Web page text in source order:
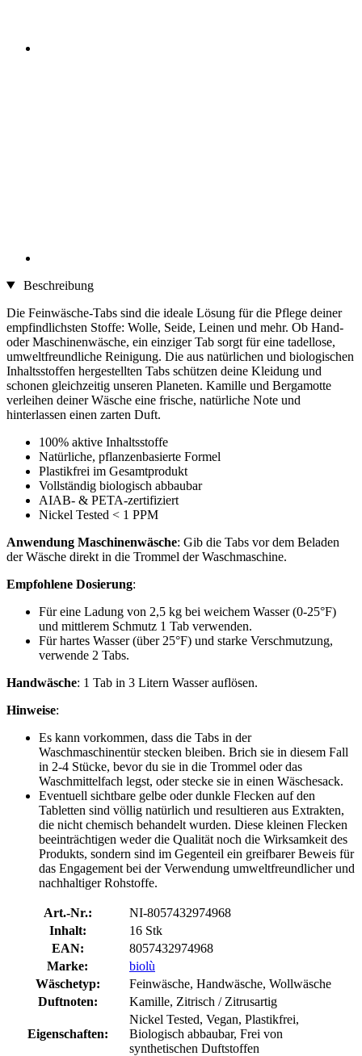
Beschreibung
Die Feinwäsche-Tabs sind die ideale Lösung für die Pflege deiner
empfindlichsten Stoffe: Wolle, Seide, Leinen und mehr. Ob Hand-
oder Maschinenwäsche, ein einziger Tab sorgt für eine tadellose,
umweltfreundliche Reinigung. Die aus natürlichen und biologischen
Inhaltsstoffen hergestellten Tabs schützen deine Kleidung und
schonen gleichzeitig unseren Planeten. Kamille und Bergamotte
verleihen deiner Wäsche eine frische, natürliche Note und
hinterlassen einen zarten Duft.
100% aktive Inhaltsstoffe
Natürliche, pflanzenbasierte Formel
Plastikfrei im Gesamtprodukt
Vollständig biologisch abbaubar
AIAB- & PETA-zertifiziert
Nickel Tested < 1 PPM
Anwendung Maschinenwäsche: Gib die Tabs vor dem Beladen
der Wäsche direkt in die Trommel der Waschmaschine.
Empfohlene Dosierung:
Für eine Ladung von 2,5 kg bei weichem Wasser (0-25°F)
und mittlerem Schmutz 1 Tab verwenden.
Für hartes Wasser (über 25°F) und starke Verschmutzung,
verwende 2 Tabs.
Handwäsche: 1 Tab in 3 Litern Wasser auflösen.
Hinweise:
Es kann vorkommen, dass die Tabs in der
Waschmaschinentür stecken bleiben. Brich sie in diesem Fall
in 2-4 Stücke, bevor du sie in die Trommel oder das
Waschmittelfach legst, oder stecke sie in einen Wäschesack.
Eventuell sichtbare gelbe oder dunkle Flecken auf den
Tabletten sind völlig natürlich und resultieren aus Extrakten,
die nicht chemisch behandelt wurden. Diese kleinen Flecken
beeinträchtigen weder die Qualität noch die Wirksamkeit des
Produkts, sondern sind im Gegenteil ein greifbarer Beweis für
das Engagement bei der Verwendung umweltfreundlicher und
nachhaltiger Rohstoffe.
Art.-Nr.:
NI-8057432974968
Inhalt:
16 Stk
EAN:
8057432974968
Marke:
biolù
Wäschetyp:
Feinwäsche, Handwäsche, Wollwäsche
Duftnoten:
Kamille, Zitrisch / Zitrusartig
Eigenschaften:
Nickel Tested, Vegan, Plastikfrei,
Biologisch abbaubar, Frei von
synthetischen Duftstoffen